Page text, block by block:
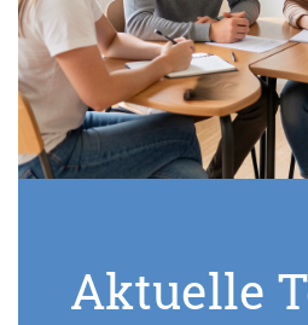
Aktuelle